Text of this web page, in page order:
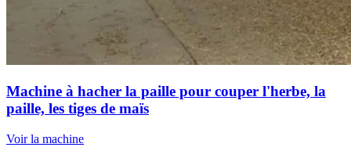
Machine à hacher la paille pour couper l'herbe, la
paille, les tiges de maïs
Voir la machine